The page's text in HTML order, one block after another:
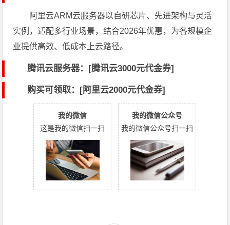
阿里云ARM云服务器以自研芯片、先进架构与灵活
实例，适配多行业场景，结合2026年优惠，为各规模企
业提供高效、低成本上云路径。
腾讯云服务器：[腾讯云3000元代金券]
购买可领取：[阿里云2000元代金券]
我的微信
这是我的微信扫一扫
我的微信公众号
我的微信公众号扫一扫